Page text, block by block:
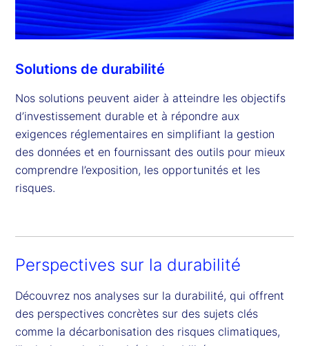
Solutions de durabilité
Nos solutions peuvent aider à atteindre les objectifs
d’investissement durable et à répondre aux
exigences réglementaires en simplifiant la gestion
des données et en fournissant des outils pour mieux
comprendre l’exposition, les opportunités et les
risques.
Perspectives sur la durabilité
Découvrez nos analyses sur la durabilité, qui offrent
des perspectives concrètes sur des sujets clés
comme la décarbonisation des risques climatiques,